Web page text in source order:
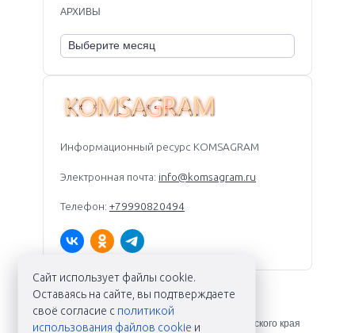
Информационный ресурс KOMSAGRAM
Электронная почта: info@komsagram.ru
Телефон: +79990820494
АРХИВЫ
KOMSAGRAM ©
Новости Комсомольска-на-Амуре и Хабаровского края
Сайт использует файлы cookie.
Оставаясь на сайте, вы подтверждаете
своё согласие с политикой
использования файлов cookie и